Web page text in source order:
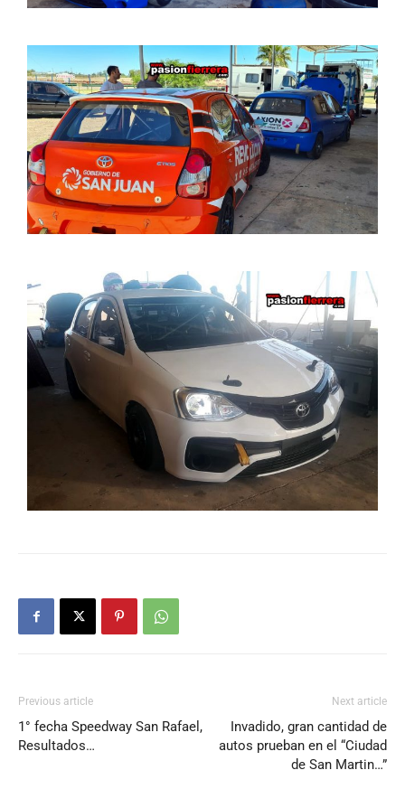
Previous article
1° fecha Speedway San Rafael,
Resultados…
Next article
Invadido, gran cantidad de
autos prueban en el “Ciudad
de San Martin…”